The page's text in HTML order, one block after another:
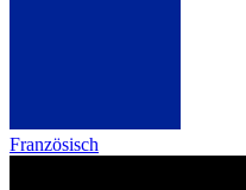
Französisch